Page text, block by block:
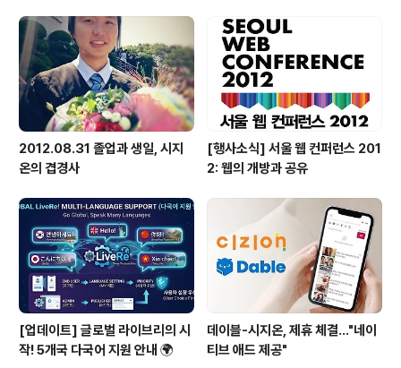
2012.08.31 졸업과 생일, 시지
온의 겹경사
[행사소식] 서울 웹 컨퍼런스 201
2: 웹의 개방과 공유
[업데이트] 글로벌 라이브리의 시
작! 5개국 다국어 지원 안내 🌍
데이블-시지온, 제휴 체결…"네이
티브 애드 제공"